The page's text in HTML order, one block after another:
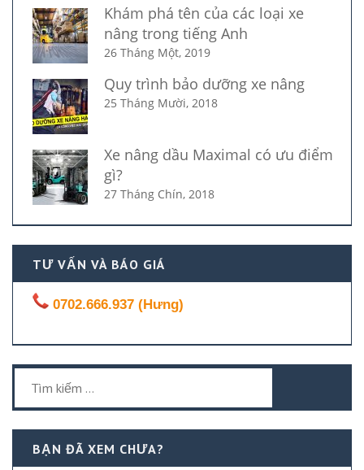
Khám phá tên của các loại xe
nâng trong tiếng Anh
26 Tháng Một, 2019
Quy trình bảo dưỡng xe nâng
25 Tháng Mười, 2018
Xe nâng dầu Maximal có ưu điểm
gì?
27 Tháng Chín, 2018
TƯ VẤN VÀ BÁO GIÁ
0702.666.937 (Hưng)
kiếm
cho:
BẠN ĐÃ XEM CHƯA?